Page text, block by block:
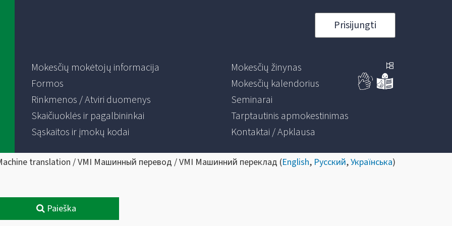
Prisijungti
Mokesčių mokėtojų informacija
Formos
Rinkmenos / Atviri duomenys
Skaičiuoklės ir pagalbininkai
Sąskaitos ir įmokų kodai
Mokesčių žinynas
Mokesčių kalendorius
Seminarai
Tarptautinis apmokestinimas
Kontaktai / Apklausa
translation / VMI Машинный перевод / VMI Машинний переклад (English, Русский,Українська)
Paieška